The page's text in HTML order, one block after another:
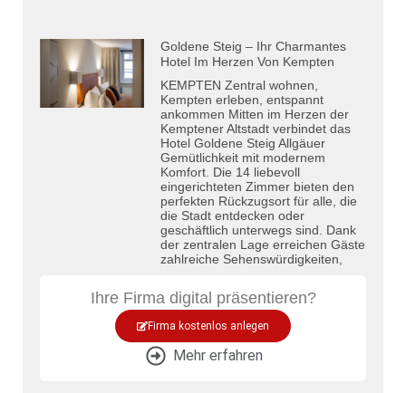
Goldene Steig – Ihr Charmantes
Hotel Im Herzen Von Kempten
KEMPTEN Zentral wohnen,
Kempten erleben, entspannt
ankommen Mitten im Herzen der
Kemptener Altstadt verbindet das
Hotel Goldene Steig Allgäuer
Gemütlichkeit mit modernem
Komfort. Die 14 liebevoll
eingerichteten Zimmer bieten den
perfekten Rückzugsort für alle, die
die Stadt entdecken oder
geschäftlich unterwegs sind. Dank
der zentralen Lage erreichen Gäste
zahlreiche Sehenswürdigkeiten,
Ihre Firma digital präsentieren?
Firma kostenlos anlegen
Mehr erfahren